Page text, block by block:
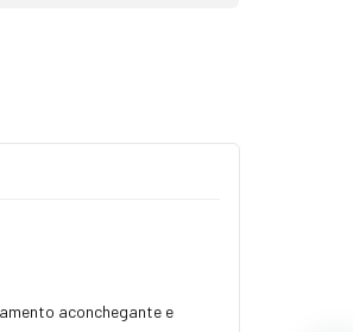
aconchegante e